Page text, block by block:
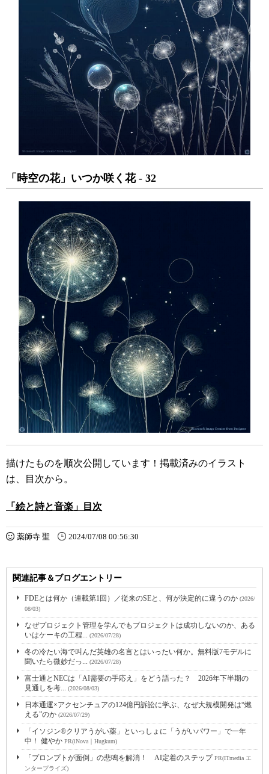
「時空の花」いつか咲く花 - 32
描けたものを順次公開しています！掲載済みのイラスト
は、目次から。
「絵と詩と音楽」目次
薬師寺 聖 2024/07/08 00:56:30
関連記事＆ブログエントリー
FDEとは何か（連載第1回）／従来のSEと、何が決定的に違うのか (2026/
08/03)
なぜプロジェクト管理を学んでもプロジェクトは成功しないのか、ある
いはケーキの工程... (2026/07/28)
冬の冷たい海で叫んだ英雄の名言とはいったい何か。無料版7モデルに
聞いたら微妙だっ... (2026/07/28)
富士通とNECは「AI需要の手応え」をどう語った？ 2026年下半期の
見通しを考... (2026/08/03)
日本通運×アクセンチュアの124億円訴訟に学ぶ、なぜ大規模開発は“燃
える”のか (2026/07/29)
「イソジン®クリアうがい薬」といっしょに「うがいパワー」で一年
中！ 健やか PR(iNova｜Hugkum)
「プロンプトが面倒」の悲鳴を解消！ AI定着のステップPR(ITmedia エ
ンタープライズ)